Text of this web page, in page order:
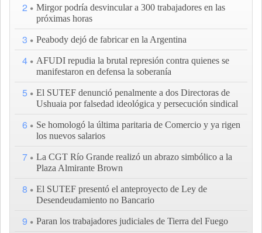
2
Mirgor podría desvincular a 300 trabajadores en las
próximas horas
3 Peabody dejó de fabricar en la Argentina
4
AFUDI repudia la brutal represión contra quienes se
manifestaron en defensa la soberanía
5
El SUTEF denunció penalmente a dos Directoras de
Ushuaia por falsedad ideológica y persecución sindical
6
Se homologó la última paritaria de Comercio y ya rigen
los nuevos salarios
7
La CGT Río Grande realizó un abrazo simbólico a la
Plaza Almirante Brown
8
El SUTEF presentó el anteproyecto de Ley de
Desendeudamiento no Bancario
9 Paran los trabajadores judiciales de Tierra del Fuego